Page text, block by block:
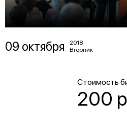
09 октября
2018
Вторник
Стоимость
200